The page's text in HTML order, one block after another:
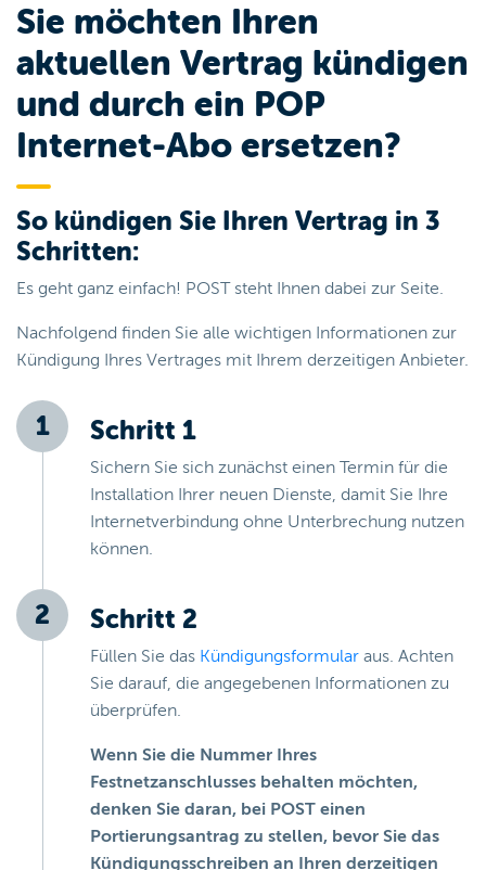
Sie möchten Ihren
aktuellen Vertrag kündigen
und durch ein POP
Internet-Abo ersetzen?
So kündigen Sie Ihren Vertrag in 3
Schritten:
Es geht ganz einfach! POST steht Ihnen dabei zur Seite.
Nachfolgend finden Sie alle wichtigen Informationen zur
Kündigung Ihres Vertrages mit Ihrem derzeitigen Anbieter.
Schritt 1
Sichern Sie sich zunächst einen Termin für die
Installation Ihrer neuen Dienste, damit Sie Ihre
Internetverbindung ohne Unterbrechung nutzen
können.
Schritt 2
Füllen Sie das Kündigungsformular aus. Achten
Sie darauf, die angegebenen Informationen zu
überprüfen.
Wenn Sie die Nummer Ihres
Festnetzanschlusses behalten möchten,
denken Sie daran, bei POST einen
Portierungsantrag zu stellen, bevor Sie das
Kündigungsschreiben an Ihren derzeitigen